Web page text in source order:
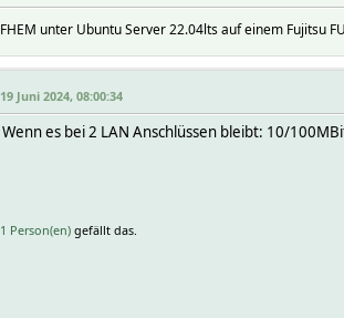
FHEM unter Ubuntu Server 22.04lts auf einem Fujitsu
19 Juni 2024, 08:00:34
Wenn es bei 2 LAN Anschlüssen bleibt: 10/
1 Person(en)gefällt das.